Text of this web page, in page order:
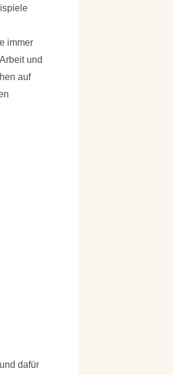
immer
und
auf
dafür